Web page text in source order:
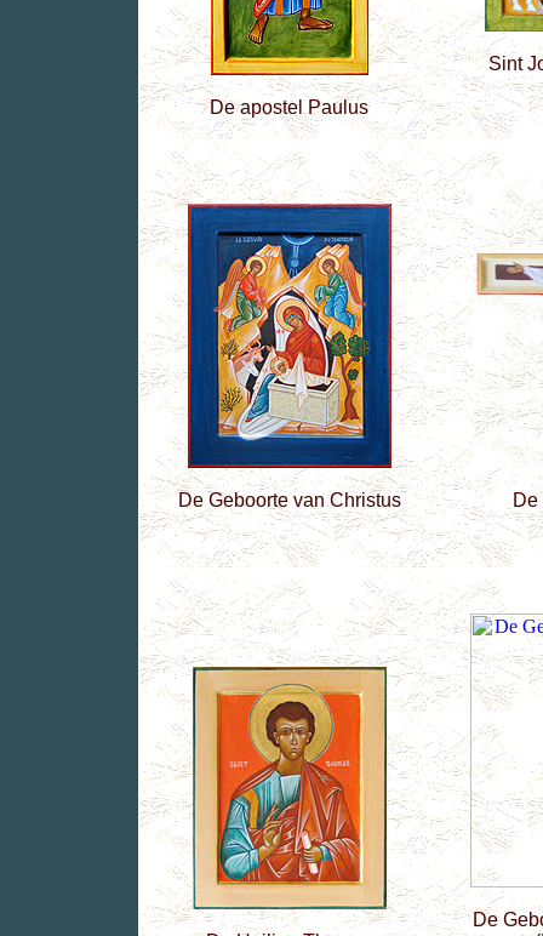
De apostel Paulus
Sint
De Geboorte van Christus
De